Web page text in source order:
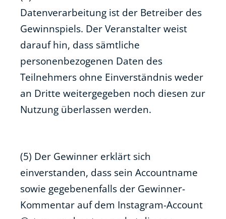
Datenverarbeitung ist der Betreiber des
Gewinnspiels. Der Veranstalter weist
darauf hin, dass sämtliche
personenbezogenen Daten des
Teilnehmers ohne Einverständnis weder
an Dritte weitergegeben noch diesen zur
Nutzung überlassen werden.
(5) Der Gewinner erklärt sich
einverstanden, dass sein Accountname
sowie gegebenenfalls der Gewinner-
Kommentar auf dem Instagram-Account